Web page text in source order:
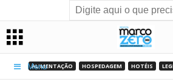
Menu
ALIMENTAÇÃO HOSPEDAGEM HOTÉIS